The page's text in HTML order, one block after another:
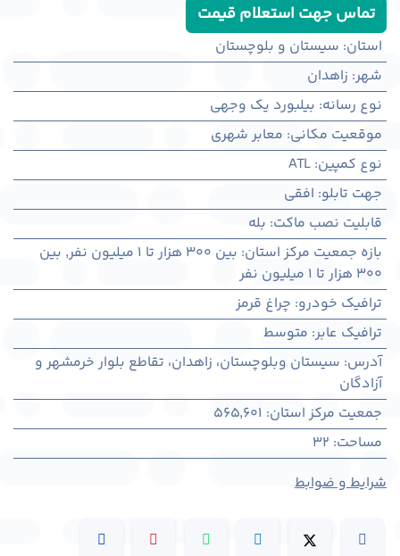
تماس جهت استعلام قیمت
استان: سیستان و بلوچستان
شهر: زاهدان
نوع رسانه: بیلبورد یک وجهی
موقعیت مکانی: معابر شهری
نوع کمپین:
ATL
جهت تابلو: افقی
قابلیت نصب ماکت: بله
بازه جمعیت مرکز استان: بین ۳۰۰ هزار تا ۱ میلیون نفر , بین
۳۰۰ هزار تا ۱ میلیون نفر
ترافیک خودرو: چراغ قرمز
ترافیک عابر: متوسط
آدرس: سيستان وبلوچستان، زاهدان، تقاطع بلوار خرمشهر و
آزادگان
جمعیت مرکز استان:
565,601
مساحت:
32
شرایط و ضوابط